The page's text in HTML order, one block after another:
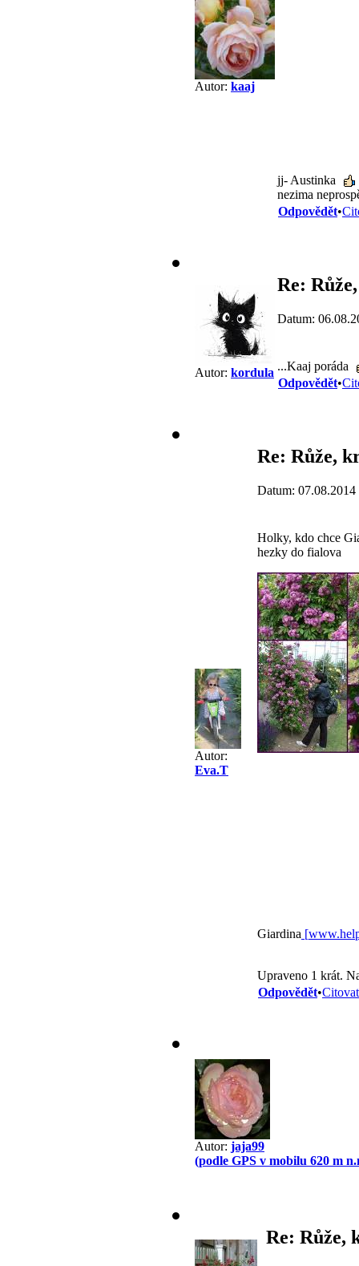
Autor: kaaj
jj- Austinka
nezima
Odpovědět•
Autor: kordula
Re:
Datum:
...Kaaj poráda
Odpovědět•
Autor:
Eva.T
Re: Růže,
Datum: 07.08.2014
Holky, kdo chce
hezky do fialova
Giardina [
Upraveno 1 krát.
Odpovědět•Citovat
Autor: jaja99
(podle GPS v mobilu 620 m
Re: Růže,